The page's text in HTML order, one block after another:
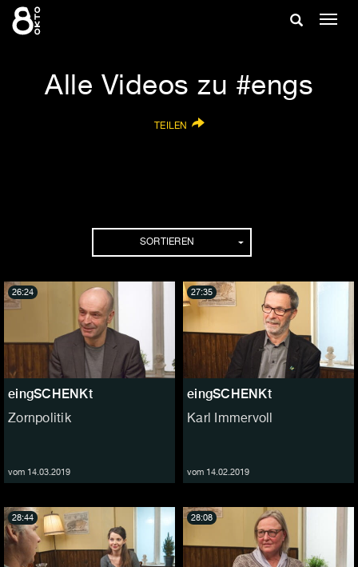
Zum
Inhalt
Suche
Alle Videos zu #engs
TEILEN
SORTIEREN
eingSCHENKt
Zornpolitik
vom 14.03.2019
26:24
eingSCHENKt
Karl Immervoll
vom 14.02.2019
27:35
28:44 28:08